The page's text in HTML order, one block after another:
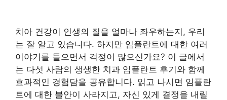
치아 건강이 인생의 질을 얼마나 좌우하는지, 우리
는 잘 알고 있습니다. 하지만 임플란트에 대한 여러
이야기를 들으면서 걱정이 많으신가요? 이 글에서
는 다섯 사람의 생생한 치과 임플란트 후기와 함께
효과적인 경험담을 공유합니다. 읽고 나시면 임플란
트에 대한 불안이 사라지고, 자신 있게 결정을 내릴